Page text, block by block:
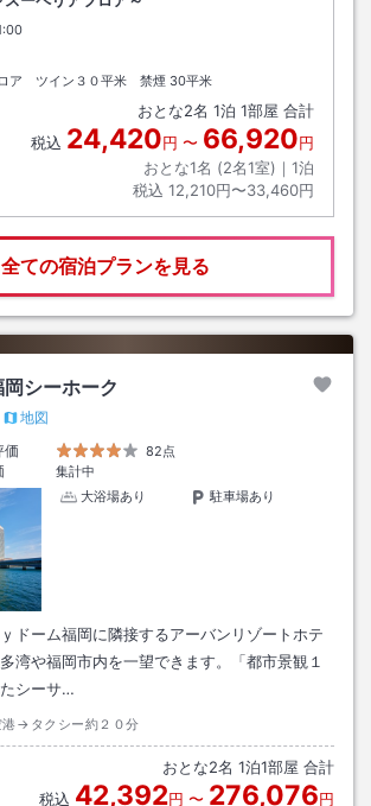
ックアウト
ア ツイン３０平米 禁煙 30平米
おとな2名 1泊 1部屋 合計
税込 24,420円 〜 66,920円
おとな1名 (2名1室)｜ 1泊
税込 12,210円〜33,460円
全ての宿泊プランを見る
シーホーク
地図
価
82点
集計中
大浴場あり
駐車場あり
ドーム福岡に隣接するアーバンリゾートホテ
湾や福岡市内を一望できます。「都市景観１
シーサ…
港→タクシー約２０分
おとな2名 1泊1部屋 合計
税込 42,392円 〜 276,076円